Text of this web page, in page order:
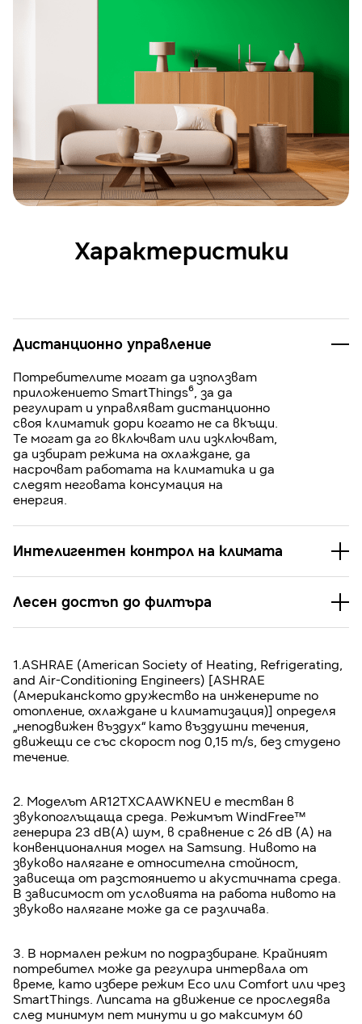
Характеристики
Дистанционно управление
Потребителите могат да използват
приложението SmartThings⁶, за да
регулират и управляват дистанционно
своя климатик дори когато не са вкъщи.
Те могат да го включват или изключват,
да избират режима на охлаждане, да
насрочват работата на климатика и да
следят неговата консумация на
енергия.
Интелигентен контрол на климата
Лесен достъп до филтъра
1.ASHRAE (American Society of Heating, Refrigerating,
and Air-Conditioning Engineers) [ASHRAE
(Американското дружество на инженерите по
отопление, охлаждане и климатизация)] определя
„неподвижен въздух“ като въздушни течения,
движещи се със скорост под 0,15 m/s, без студено
течение.
2. Моделът AR12TXCAAWKNEU е тестван в
звукопоглъщаща среда. Режимът WindFree™
генерира 23 dB(A) шум, в сравнение с 26 dB (A) на
конвенционалния модел на Samsung. Нивото на
звуково налягане е относителна стойност,
зависеща от разстоянието и акустичната среда.
В зависимост от условията на работа нивото на
звуково налягане може да се различава.
3. В нормален режим по подразбиране. Крайният
потребител може да регулира интервала от
време, като избере режим Eco или Comfort или чрез
SmartThings. Липсата на движение се проследява
след минимум пет минути и до максимум 60